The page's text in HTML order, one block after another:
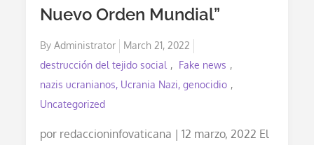
Nuevo Orden Mundial”
ByAdministrator
Posted
on
March 21, 2022
destrucción del tejido social
Fake news
nazis ucranianos, Ucrania Nazi, genocidio
Uncategorized
por redaccioninfovaticana | 12 marzo, 2022 El